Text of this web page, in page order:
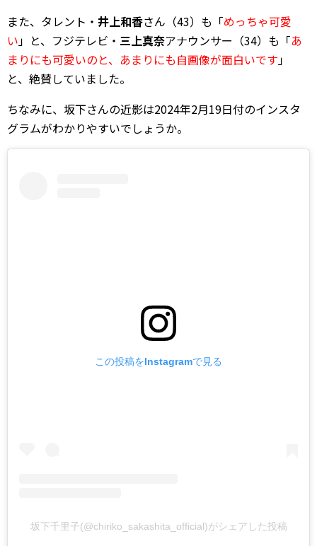
また、タレント・ 井上和香さん（43）も「めっちゃ可愛
い 」と、フジテレビ・ 三上真奈アナウンサー（34）も「あ
まりにも可愛いのと、あまりにも自画像が面白いです 」
と、絶賛していました。
ちなみに、坂下さんの近影は2024年2月19日付のインスタ
グラムがわかりやすいでしょうか。
この投稿をInstagramで見る
坂下千里子(@chiriko_sakashita_official)がシェアした投稿